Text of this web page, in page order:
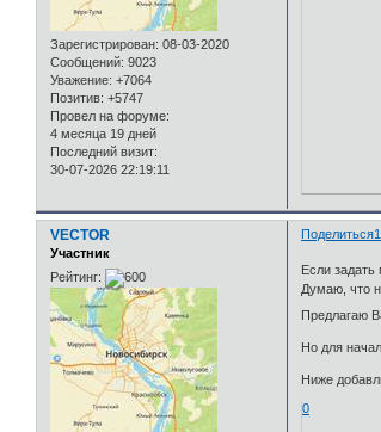
Зарегистрирован: 08-03-2020
Сообщений: 9023
Уважение: +7064
Позитив: +5747
Провел на форуме:
4 месяца 19 дней
Последний визит:
30-07-2026 22:19:11
Поделиться
VECTOR
Участник
Рейтинг:
Если
Думаю, что
Предлагаю
Но для
Ниже
0